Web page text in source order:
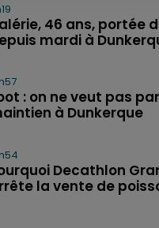
46 ans, portée
mardi à
: on ne veut pas
à Dunkerque
Decathlon
la vente de